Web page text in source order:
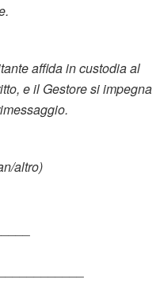
affida in custodia al
e il Gestore si impegna
altro)